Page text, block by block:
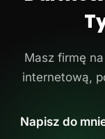
Masz firmę
internetową,
Napisz do